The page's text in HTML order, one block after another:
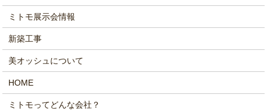
ミトモ展示会情報
新築工事
美オッシュについて
HOME
ミトモってどんな会社？